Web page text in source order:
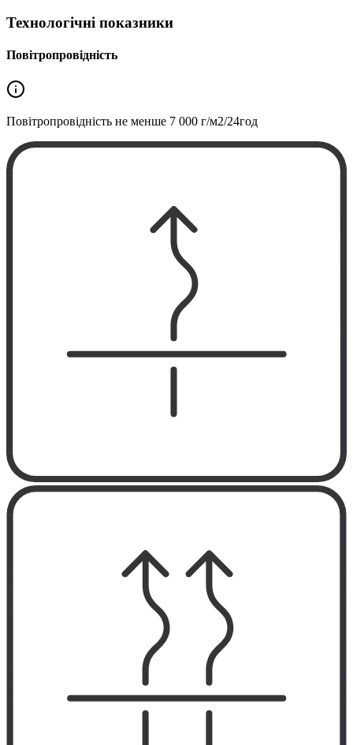
Технологічні показники
Повітропровідність
Повітропровідність не менше 7 000 г/м2/24год